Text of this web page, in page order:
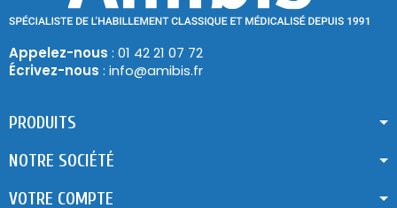
Appelez-nous : 01 42 21 07 72
Écrivez-nous : info@amibis.fr
PRODUITS
NOTRE SOCIÉTÉ
VOTRE COMPTE